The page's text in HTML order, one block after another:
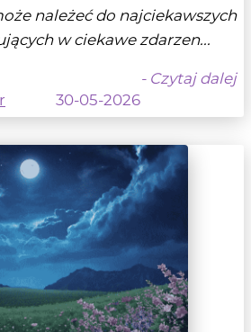
należeć do najciekawszych
w ciekawe zdarzen...
- Czytaj dalej
30-05-2026